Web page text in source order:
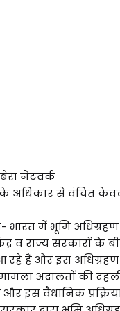
नेटवर्क
अधिकार से वंचित केवल
भारत में भूमि
व राज्य सरकारों के
हैं और इस अधिग्रहण
अदालतों की
और इस वैधानिक